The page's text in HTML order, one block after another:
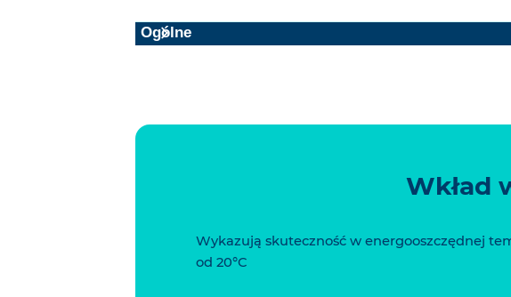
Ogólne
Wkład
Wykazują skuteczność w energooszczędnej
od 20°C